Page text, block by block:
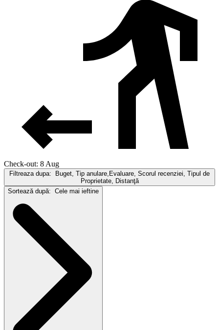
Check-out: 8 Aug
Filtreaza dupa: Buget, Tip anulare,Evaluare, Scorul recenziei, Tipul de
Proprietate, Distanţă
Sortează după: Cele mai ieftine